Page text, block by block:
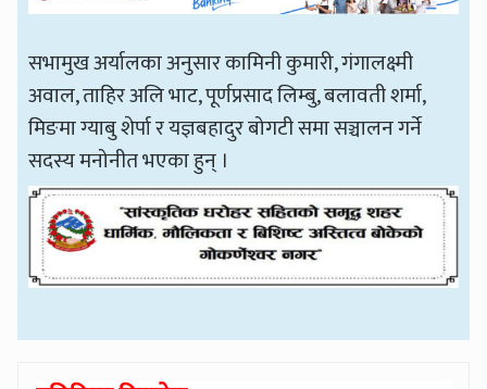
सभामुख अर्यालका अनुसार कामिनी कुमारी, गंगालक्ष्मी
अवाल, ताहिर अलि भाट, पूर्णप्रसाद लिम्बु, बलावती शर्मा,
मिङमा ग्याबु शेर्पा र यज्ञबहादुर बोगटी समा सञ्चालन गर्ने
सदस्य मनोनीत भएका हुन् ।